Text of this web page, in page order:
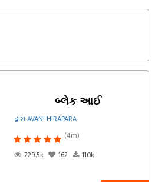
બ્લેક આઈ
દ્વારા AVANI HIRAPARA
(4m)
229.5k
162 110k